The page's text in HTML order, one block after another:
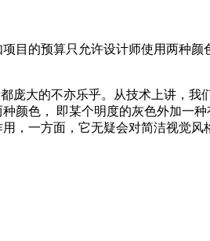
目的预算只允许设计师使用两种
庞大的不亦乐乎。从技术上讲，
颜色， 即某个明度的灰色外加一
，一方面，它无疑会对简洁视觉